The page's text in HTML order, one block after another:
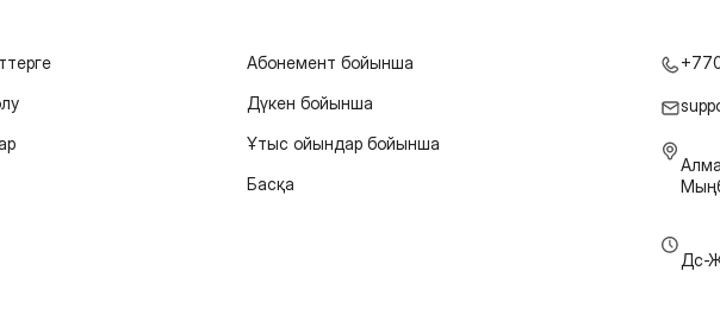
Абонемент бойынша
Дүкен бойынша
Ұтыс ойындар бойынша
Басқа
Дс-